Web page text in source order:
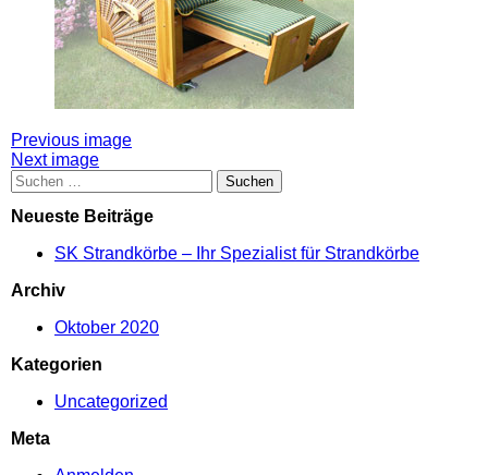
Attachment
post
navigation
Previous image
Next image
Suchen
nach:
Neueste Beiträge
SK Strandkörbe – Ihr Spezialist für Strandkörbe
Archiv
Oktober 2020
Kategorien
Uncategorized
Meta